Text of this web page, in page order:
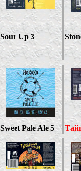
Sour Up 3
Sweet Pale Ale 5